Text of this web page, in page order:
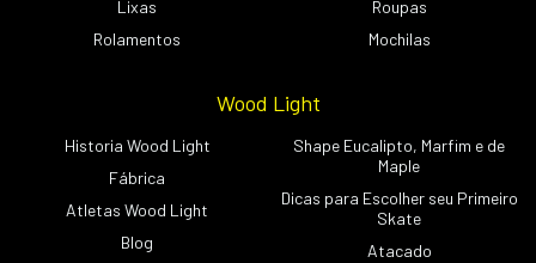
Lixas
Rolamentos
Roupas
Mochilas
Wood Light
Historia Wood Light
Fábrica
Atletas Wood Light
Blog
Shape Eucalipto, Marfim e de
Maple
Dicas para Escolher seu Primeiro
Skate
Atacado